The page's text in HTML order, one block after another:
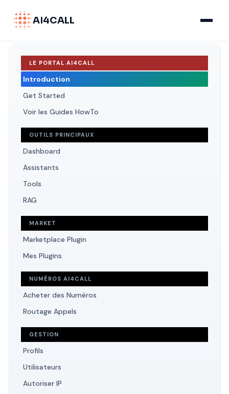
AI4CALL
LE PORTAL AI4CALL
Introduction
Get Started
Voir les Guides HowTo
OUTILS PRINCIPAUX
Dashboard
Assistants
Tools
RAG
MARKET
Marketplace Plugin
Mes Plugins
NUMÉROS AI4CALL
Acheter des Numéros
Routage Appels
GESTION
Profils
Utilisateurs
Autoriser IP